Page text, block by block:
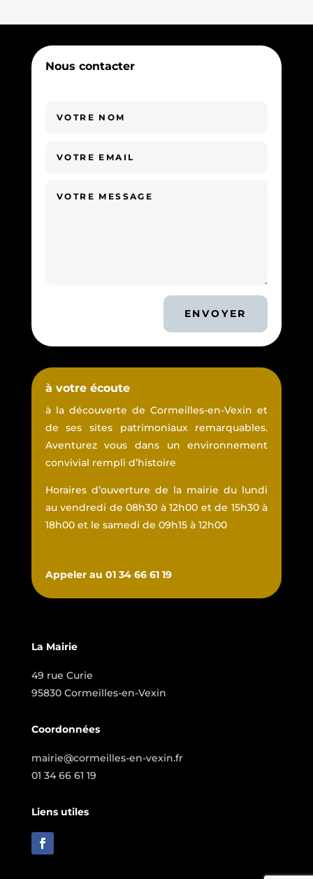
Nous contacter
ENVOYER
à votre écoute
à la découverte de Cormeilles-en-Vexin et
de ses sites patrimoniaux remarquables.
Aventurez vous dans un environnement
convivial rempli d’histoire
Horaires d’ouverture de la mairie du lundi
au vendredi de 08h30 à 12h00 et de 15h30 à
18h00 et le samedi de 09h15 à 12h00
Appeler au 01 34 66 61 19
La Mairie
49 rue Curie
95830 Cormeilles-en-Vexin
Coordonnées
mairie@cormeilles-en-vexin.fr
01 34 66 61 19
Liens utiles